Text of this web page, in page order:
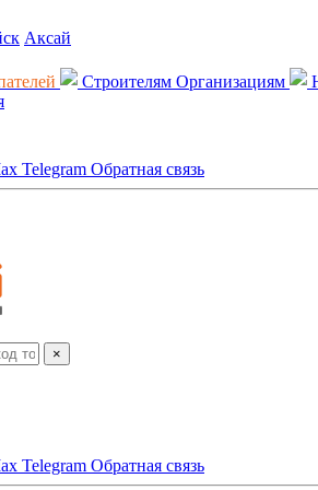
Аксай
Строителям Организациям
Telegram Обратная связь
×
Telegram Обратная связь